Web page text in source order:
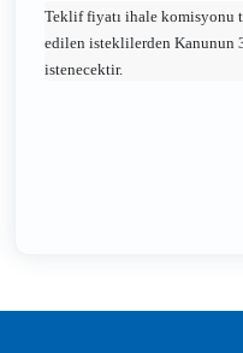
Teklif fiyatı ihale komisyonu
edilen isteklilerden Kanunun
istenecektir.